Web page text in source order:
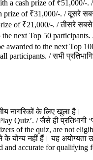
a cash prize of ₹51,000/-
prize of ₹31,000/-. / दूसरे
of ₹21,000/-. / तीसरे
next Top 50 participants.
to the next Top
/ सभी
नागरिकों के लिए खुला है।
Quiz’. / जैसे ही प्रतिभागी
of the quiz, are not
नहीं हैं। यह अयोग्यता
accurate for